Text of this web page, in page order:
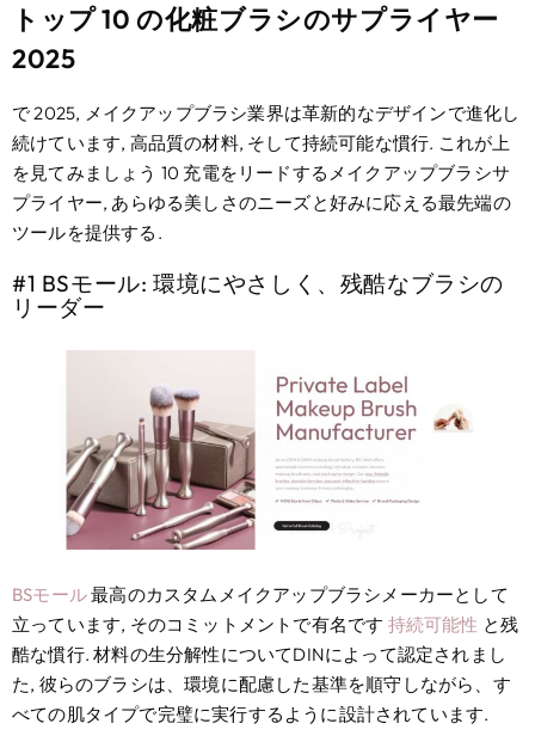
トップ 10 の化粧ブラシのサプライヤー
2025
で 2025, メイクアップブラシ業界は革新的なデザインで進化し
続けています, 高品質の材料, そして持続可能な慣行. これが上
を見てみましょう 10 充電をリードするメイクアップブラシサ
プライヤー, あらゆる美しさのニーズと好みに応える最先端の
ツールを提供する.
#1 BSモール: 環境にやさしく、残酷なブラシの
リーダー
BSモール最高のカスタムメイクアップブラシメーカーとして
立っています, そのコミットメントで有名です 持続可能性 と残
酷な慣行. 材料の生分解性についてDINによって認定されまし
た, 彼らのブラシは、環境に配慮した基準を順守しながら、す
べての肌タイプで完璧に実行するように設計されています.